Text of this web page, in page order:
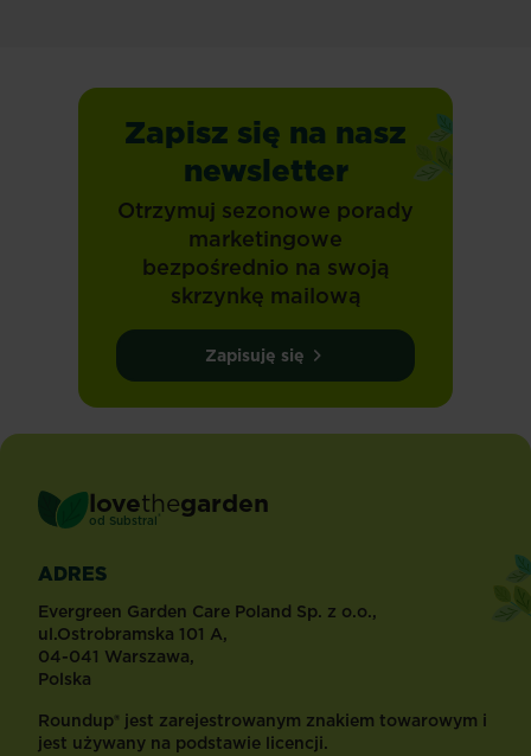
Zapisz się na nasz
newsletter
Otrzymuj sezonowe porady
marketingowe
bezpośrednio na swoją
skrzynkę mailową
Zapisuję się
lovethegarden
od Substral ®
ADRES
Evergreen Garden Care Poland Sp. z o.o.,
ul.Ostrobramska 101 A,
04-041 Warszawa,
Polska
Roundup® jest zarejestrowanym znakiem towarowym i
jest używany na podstawie licencji.